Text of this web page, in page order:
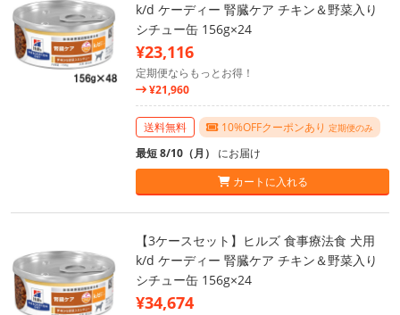
k/d ケーディー 腎臓ケア チキン＆野菜入り
シチュー缶 156g×24
¥23,116
定期便ならもっとお得！
¥21,960
送料無料 10%OFFクーポンあり 定期便のみ
最短 8/10（月） にお届け
カートに入れる
【3ケースセット】ヒルズ 食事療法食 犬用
k/d ケーディー 腎臓ケア チキン＆野菜入り
シチュー缶 156g×24
¥34,674